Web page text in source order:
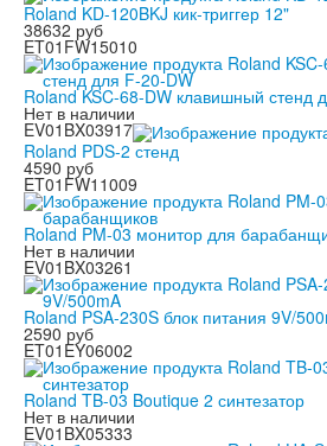
Roland KD-120BKJ кик-триггер 12"
38632 руб
ET01FW15010
Roland KSC-68-DW клавишный стенд
Нет в наличии
EV01BX03917
Roland PDS-2 стенд
4590 руб
ET01FW11009
Roland PM-03 монитор для
Нет в наличии
EV01BX03261
Roland PSA-230S блок питания 9V/
2590 руб
ET01EY06002
Roland TB-03 Boutique 2 синтезатор
Нет в наличии
EV01BX05333